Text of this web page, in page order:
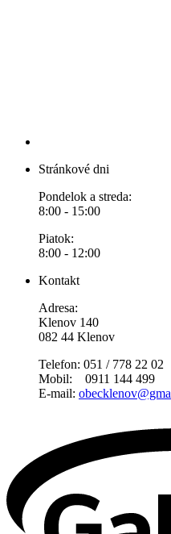
Stránkové dni
Pondelok a streda:
8:00 - 15:00
Piatok:
8:00 - 12:00
Kontakt
Adresa:
Klenov 140
082 44 Klenov
Telefon: 051 / 778 22 02
Mobil: 0911 144 499
E-mail: